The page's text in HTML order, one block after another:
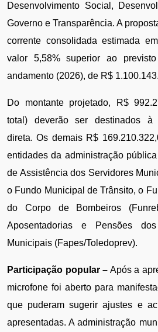
Desenvolvimento Social,
Governo e Transparência. A
corrente consolidada estimada
valor 5,58% superior ao
andamento (2026), de R$
Do montante projetado, R$
total) deverão ser destinados à
direta. Os demais R$
entidades da administração
de Assistência dos Servidores
o Fundo Municipal de Trânsito, o
do Corpo de Bombeiros
Aposentadorias e Pensões
Municipais (Fapes/Toledoprev).
Participação popular – Após a
microfone foi aberto para
que puderam sugerir ajustes e
apresentadas. A administração